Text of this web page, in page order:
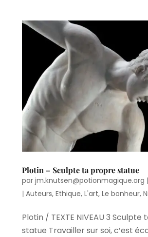
Plotin – Sculpte ta propre statue
par jm.knutsen@potionmagique.org |
| Auteurs, Ethique, L'art, Le bonheur,
Plotin / TEXTE NIVEAU 3
statue Travailler sur soi, c’est